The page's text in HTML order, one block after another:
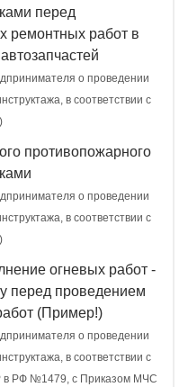
перед
ремонтных работ в
о проведении
в соответствии с
противопожарного
о проведении
в соответствии с
огневых работ -
перед проведением
(Пример!)
о проведении
в соответствии с
в РФ №1479, c Приказом МЧС